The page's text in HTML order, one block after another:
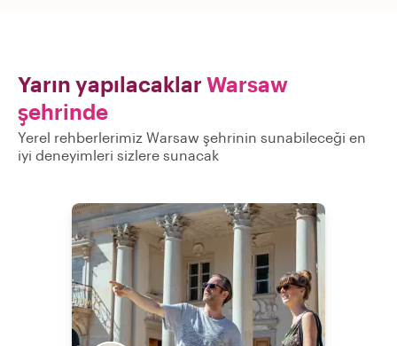
Yarın yapılacaklar Warsaw
şehrinde
Yerel rehberlerimiz Warsaw şehrinin sunabileceği en
iyi deneyimleri sizlere sunacak